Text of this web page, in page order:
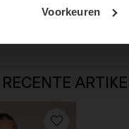
Voorkeuren
Roze mini skirt
RECENTE